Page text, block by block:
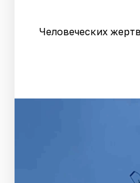
Человеческих